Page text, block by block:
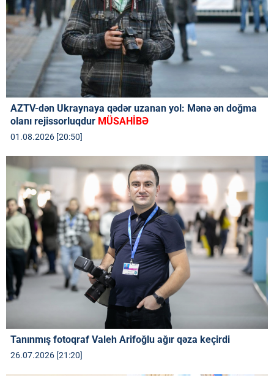
AZTV-dən Ukraynaya qədər uzanan yol: Mənə ən doğma
olanı rejissorluqdur MÜSAHİBƏ
01.08.2026 [20:50]
Tanınmış fotoqraf Valeh Arifoğlu ağır qəza keçirdi
26.07.2026 [21:20]